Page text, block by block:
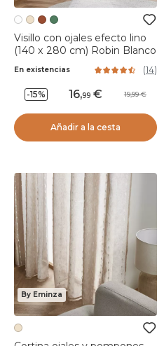
Visillo con ojales efecto lino
(140 x 280 cm) Robin Blanco
En existencias (14)
-15% 16,99 19,99
Añadir a la cesta
By Eminza